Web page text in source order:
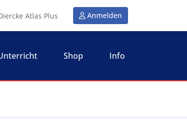
Atlas Plus Anmelden
Shop Info